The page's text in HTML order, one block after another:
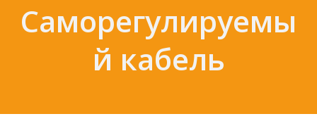
Саморегулируемы
й кабель